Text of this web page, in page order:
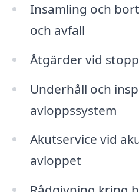
Insamling och
och avfall
Åtgärder vid
Underhåll och
avloppssystem
Akutservice vid
avloppet